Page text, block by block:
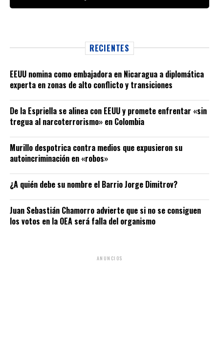
RECIENTES
EEUU nomina como embajadora en Nicaragua a diplomática
experta en zonas de alto conflicto y transiciones
De la Espriella se alinea con EEUU y promete enfrentar «sin
tregua al narcoterrorismo» en Colombia
Murillo despotrica contra medios que expusieron su
autoincriminación en «robos»
¿A quién debe su nombre el Barrio Jorge Dimitrov?
Juan Sebastián Chamorro advierte que si no se consiguen
los votos en la OEA será falla del organismo
ANUNCIOS